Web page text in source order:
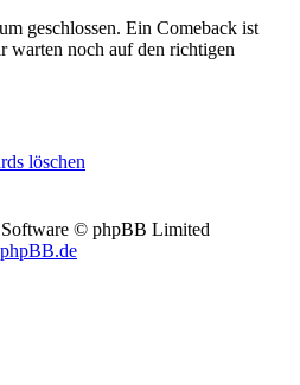
geschlossen. Ein Comeback ist
warten noch auf den richtigen
löschen
© phpBB Limited
phpBB.de